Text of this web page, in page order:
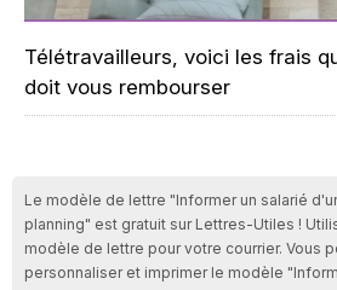
Télétravailleurs, voici les frais
doit vous rembourser
Le modèle de lettre "Informer un salarié
planning" est gratuit sur Lettres-Utiles !
modèle de lettre pour votre courrier. Vous
personnaliser et imprimer le modèle